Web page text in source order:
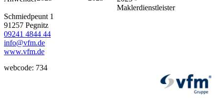
Schmiedpeunt 1
91257 Pegnitz
09241 4844 44
info@vfm.de
www.vfm.de
webcode: 734